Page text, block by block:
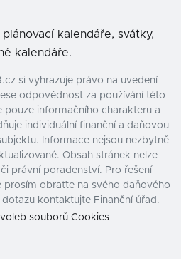
kalendáře, svátky,
kalendáře.
si vyhrazuje právo na uvedení
odpovědnost za používání této
pouze informačního charakteru a
individuální finanční a daňovou
Informace nejsou nezbytně
Obsah stránek nelze
právní poradenství. Pro řešení
prosím obraťte na svého daňového
kontaktujte Finanční úřad.
souborů Cookies